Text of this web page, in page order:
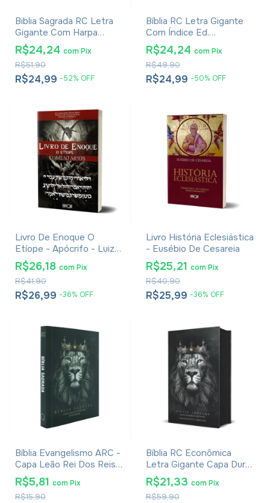
Biblia Sagrada RC Letra
Gigante Com Harpa
Avivada E Corinhos Capa
Dura Ramos Flores
R$24,99 -52% OFF
R$51,90
R$24,24 comPix
Bíblia RC Letra Gigante
Com Índice Ed.
Promessas - Palavras de
Jesus Em Vermelho -
Harpa E Corinhos - Capa
Zíper Preta
R$24,99 -50% OFF
R$49,90
R$24,24 com Pix
Livro De Enoque O
Etíope - Apócrifo - Luiz
Alexandre Solano Rossi
R$26,99 -36% OFF
R$41,90
R$26,18 comPix
Livro História Eclesiástica
- Eusébio De Cesareia
R$25,99 -36% OFF
R$40,90
R$25,21 com Pix
Bíblia Evangelismo ARC -
Capa Leão Rei Dos Reis -
Edição De Bolso
R$15,90
R$5,81 comPix
Bíblia RC Econômica
Letra Gigante Capa Dura
Com Harpa E Corinhos
Leão Rei dos Reis
R$59,90
R$21,33 com Pix